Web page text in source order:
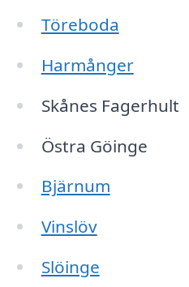
Töreboda
Harmånger
Skånes Fagerhult
Östra Göinge
Bjärnum
Vinslöv
Slöinge